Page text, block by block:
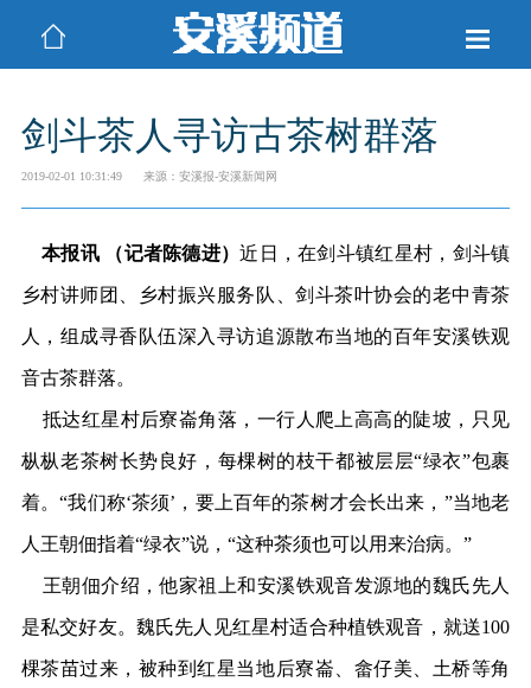
剑斗茶人寻访古茶树群落
2019-02-01 10:31:49 来源：安溪报-安溪新闻网
本报讯 （记者陈德进）近日，在剑斗镇红星村，剑斗镇
乡村讲师团、乡村振兴服务队、剑斗茶叶协会的老中青茶
人，组成寻香队伍深入寻访追源散布当地的百年安溪铁观
音古茶群落。
抵达红星村后寮崙角落，一行人爬上高高的陡坡，只见
枞枞老茶树长势良好，每棵树的枝干都被层层“绿衣”包裹
着。“我们称‘茶须’，要上百年的茶树才会长出来，”当地老
人王朝佃指着“绿衣”说，“这种茶须也可以用来治病。”
王朝佃介绍，他家祖上和安溪铁观音发源地的魏氏先人
是私交好友。魏氏先人见红星村适合种植铁观音，就送100
棵茶苗过来，被种到红星当地后寮崙、畲仔美、土桥等角